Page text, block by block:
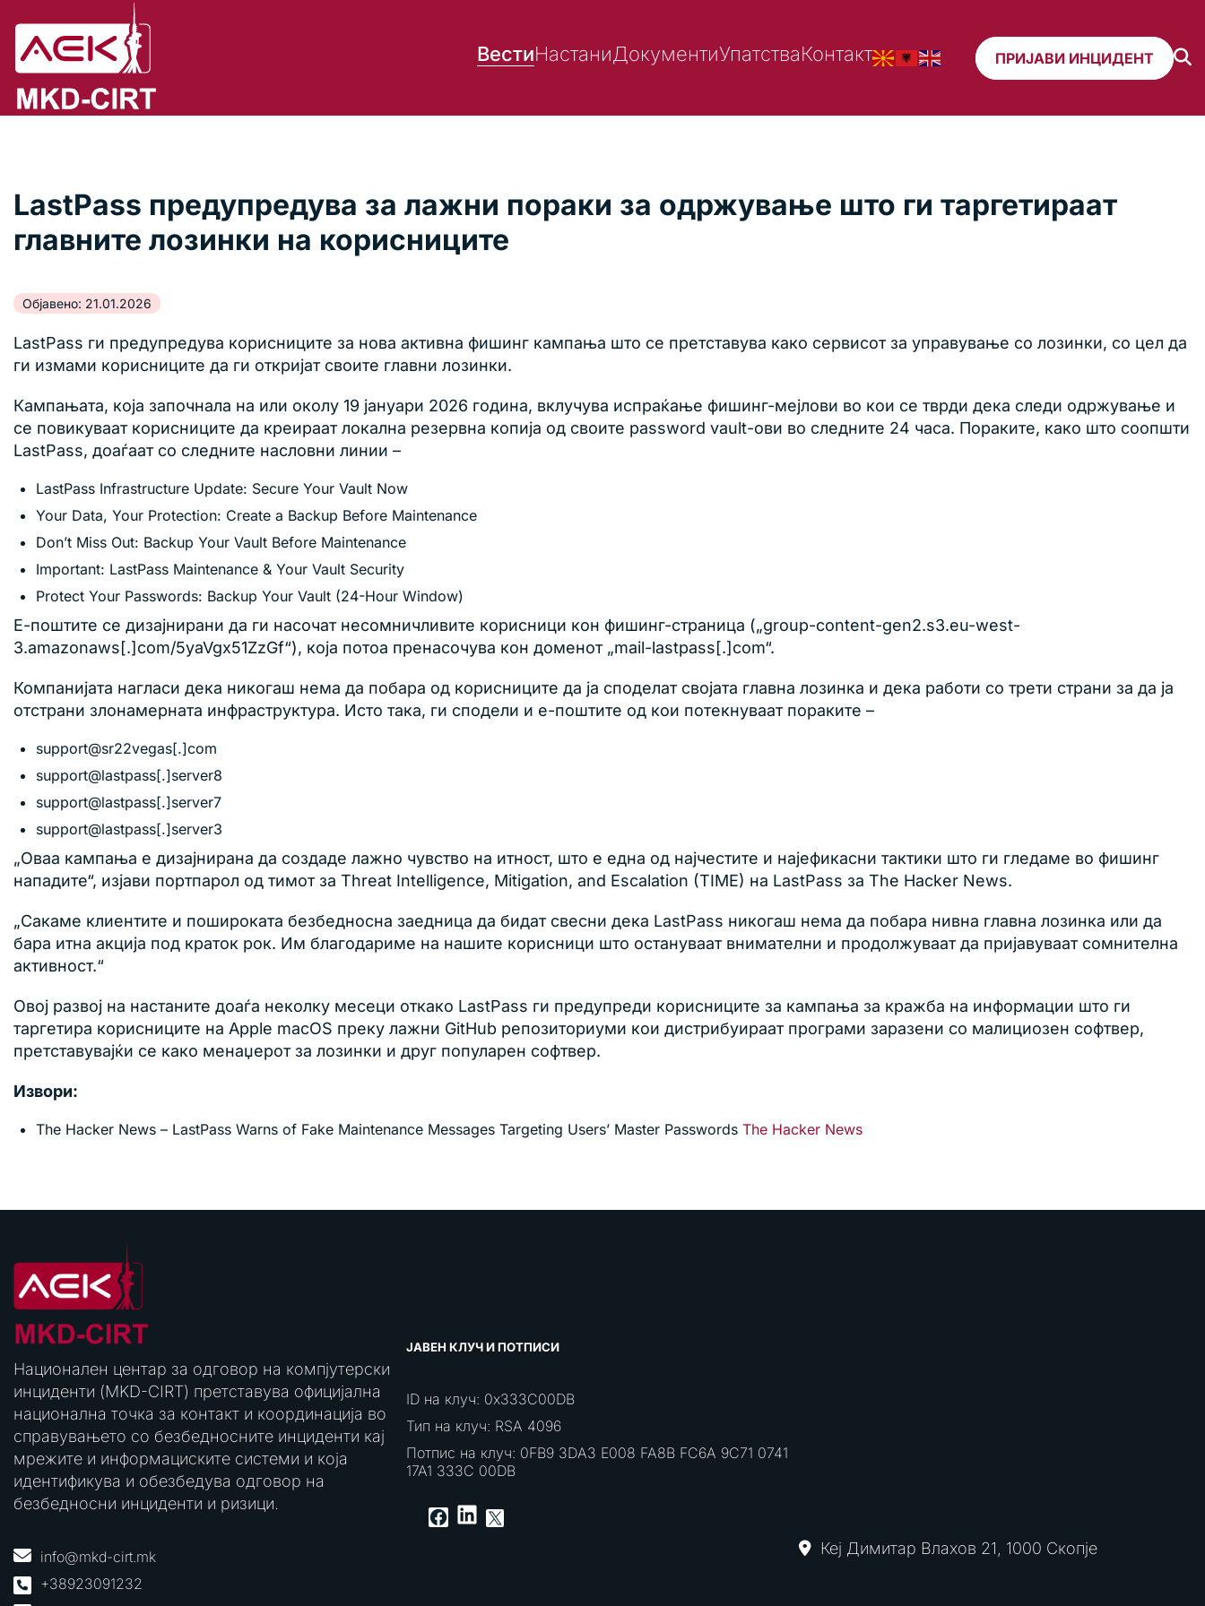
ВестиНастаниДокументиУпатстваКонтакт ПРИЈАВИ ИНЦИДЕНТ
LastPass предупредува за лажни пораки за одржување што ги таргетираат
главните лозинки на корисниците
Објавено: 21.01.2026
LastPass ги предупредува корисниците за нова активна фишинг кампања што се претставува како сервисот за управување со лозинки, со цел да
ги измами корисниците да ги откријат своите главни лозинки.
Кампањата, која започнала на или околу 19 јануари 2026 година, вклучува испраќање фишинг-мејлови во кои се тврди дека следи одржување и
се повикуваат корисниците да креираат локална резервна копија од своите password vault-ови во следните 24 часа. Пораките, како што соопшти
LastPass, доаѓаат со следните насловни линии –
LastPass Infrastructure Update: Secure Your Vault Now
Your Data, Your Protection: Create a Backup Before Maintenance
Don’t Miss Out: Backup Your Vault Before Maintenance
Important: LastPass Maintenance & Your Vault Security
Protect Your Passwords: Backup Your Vault (24-Hour Window)
Е-поштите се дизајнирани да ги насочат несомничливите корисници кон фишинг-страница („group-content-gen2.s3.eu-west-
3.amazonaws[.]com/5yaVgx51ZzGf“), која потоа пренасочува кон доменот „mail-lastpass[.]com“.
Компанијата нагласи дека никогаш нема да побара од корисниците да ја споделат својата главна лозинка и дека работи со трети страни за да ја
отстрани злонамерната инфраструктура. Исто така, ги сподели и е-поштите од кои потекнуваат пораките –
support@sr22vegas[.]com
support@lastpass[.]server8
support@lastpass[.]server7
support@lastpass[.]server3
„Оваа кампања е дизајнирана да создаде лажно чувство на итност, што е една од најчестите и најефикасни тактики што ги гледаме во фишинг
нападите“, изјави портпарол од тимот за Threat Intelligence, Mitigation, and Escalation (TIME) на LastPass за The Hacker News.
„Сакаме клиентите и пошироката безбедносна заедница да бидат свесни дека LastPass никогаш нема да побара нивна главна лозинка или да
бара итна акција под краток рок. Им благодариме на нашите корисници што остануваат внимателни и продолжуваат да пријавуваат сомнителна
активност.“
Овој развој на настаните доаѓа неколку месеци откако LastPass ги предупреди корисниците за кампања за кражба на информации што ги
таргетира корисниците на Apple macOS преку лажни GitHub репозиториуми кои дистрибуираат програми заразени со малициозен софтвер,
претставувајќи се како менаџерот за лозинки и друг популарен софтвер.
Извори:
The Hacker News – LastPass Warns of Fake Maintenance Messages Targeting Users’ Master Passwords The Hacker News
Национален центар за одговор на компјутерски
инциденти (MKD-CIRT) претставува официјална
национална точка за контакт и координација во
справувањето со безбедносните инциденти кај
мрежите и информациските системи и која
идентификува и обезбедува одговор на
безбедносни инциденти и ризици.
info@mkd-cirt.mk
+38923091232
ЈАВЕН КЛУЧ И ПОТПИСИ
ID на клуч: 0x333C00DB
Тип на клуч: RSA 4096
Потпис на клуч: 0FB9 3DA3 E008 FA8B FC6A 9C71 0741
17A1 333C 00DB
Facebook
LinkedIn
X
Кеј Димитар Влахов 21, 1000 Скопје